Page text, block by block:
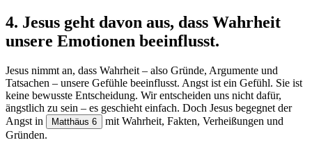
4. Jesus geht davon aus, dass Wahrheit
unsere Emotionen beeinflusst.
Jesus nimmt an, dass Wahrheit – also Gründe, Argumente und
Tatsachen – unsere Gefühle beeinflusst. Angst ist ein Gefühl. Sie ist
keine bewusste Entscheidung. Wir entscheiden uns nicht dafür,
ängstlich zu sein – es geschieht einfach. Doch Jesus begegnet der
Angst in
Matthäus 6
mit Wahrheit, Fakten, Verheißungen und
Gründen.